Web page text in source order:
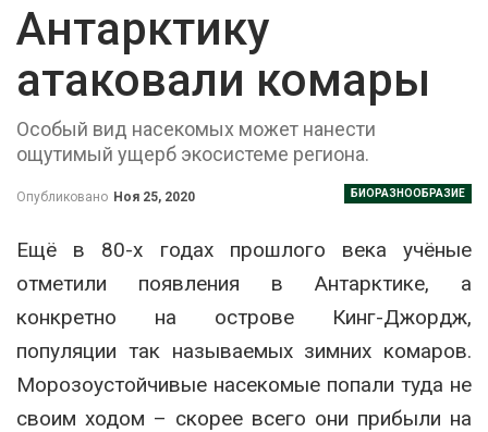
Антарктику
атаковали комары
Особый вид насекомых может нанести
ощутимый ущерб экосистеме региона.
БИОРАЗНООБРАЗИЕ
Опубликовано Ноя 25, 2020
Ещё в 80-х годах прошлого века учёные
отметили появления в Антарктике, а
конкретно на острове Кинг-Джордж,
популяции так называемых зимних комаров.
Морозоустойчивые насекомые попали туда не
своим ходом – скорее всего они прибыли на